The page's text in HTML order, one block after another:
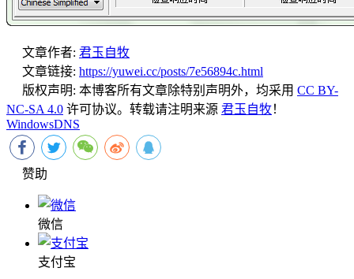
文章作者: 君玉自牧
文章链接: https://yuwei.cc/posts/7e56894c.html
版权声明: 本博客所有文章除特别声明外，均采用 CC BY-
NC-SA 4.0 许可协议。转载请注明来源 君玉自牧！
WindowsDNS
赞助
微信
支付宝